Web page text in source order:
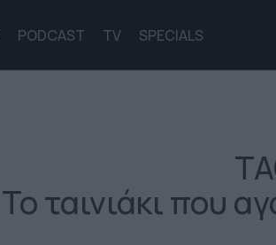
PODCAST TV SPECIALS
Το ταινιάκι που